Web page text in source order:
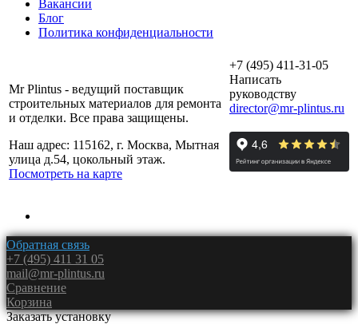
Вакансии
Блог
Политика конфиденциальности
Mr Plintus - ведущий поставщик
строительных материалов для ремонта
и отделки. Все права защищены.
Наш адрес: 115162, г. Москва, Мытная
улица д.54, цокольный этаж.
Посмотреть на карте
+7 (495) 411-31-05
Написать
руководству
director@mr-plintus.ru
Обратная связь
+7 (495) 411 31 05
mail@mr-plintus.ru
Сравнение
Корзина
Заказать установку